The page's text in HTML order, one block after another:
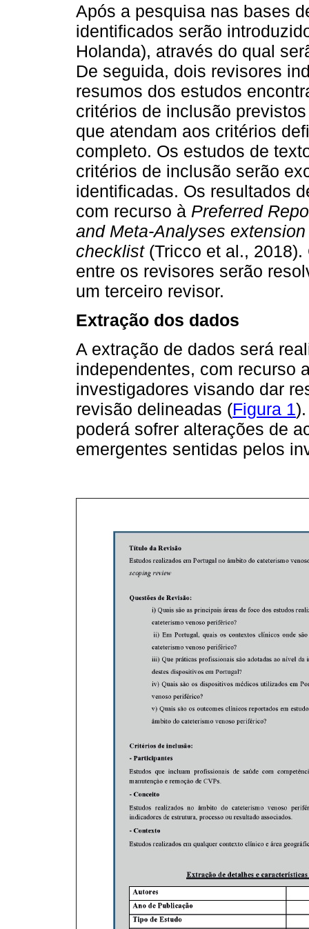
Após a pesquisa nas bases
identificados serão
Holanda), através do qual
De seguida, dois revisores
resumos dos estudos
critérios de inclusão
que atendam aos critérios
completo. Os estudos de
critérios de inclusão serão
identificadas. Os resultados
com recurso à Preferred
and Meta-Analyses
checklist(Tricco et al., 2018).
entre os revisores serão
um terceiro revisor.
Extração dos dados
A extração de dados será
independentes, com recurso
investigadores visando dar
revisão delineadas (Figura 1
poderá sofrer alterações de
emergentes sentidas pelos